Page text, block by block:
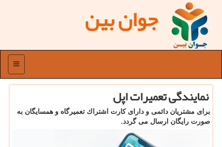
جوان بین
منو
نمایندگی تعمیرات اپل
برای مشتریان دائمی و دارای كارت اشتراك تعمیرگاه و همسایگان به
صورت رایگان ارسال می گردد.